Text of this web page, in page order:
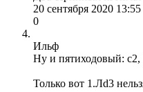
20 сентября 2020 13:55
0
Ильф
Ну и пятиходовый:
Только вот 1.Лd3